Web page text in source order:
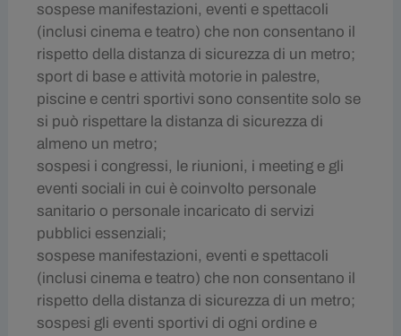
sospese manifestazioni, eventi e spettacoli
(inclusi cinema e teatro) che non consentano il
rispetto della distanza di sicurezza di un metro;
sport di base e attività motorie in palestre,
piscine e centri sportivi sono consentite solo se
si può rispettare la distanza di sicurezza di
almeno un metro;
sospesi i congressi, le riunioni, i meeting e gli
eventi sociali in cui è coinvolto personale
sanitario o personale incaricato di servizi
pubblici essenziali;
sospese manifestazioni, eventi e spettacoli
(inclusi cinema e teatro) che non consentano il
rispetto della distanza di sicurezza di un metro;
sospesi gli eventi sportivi di ogni ordine e